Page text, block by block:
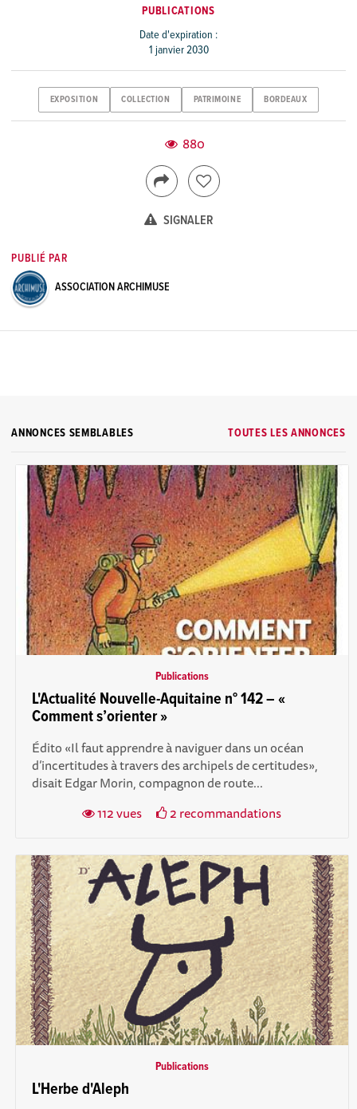
PUBLICATIONS
Date d'expiration :
1 janvier 2030
EXPOSITION COLLECTION PATRIMOINE BORDEAUX
880
SIGNALER
PUBLIÉ PAR
ASSOCIATION ARCHIMUSE
TOUTES LES ANNONCES
ANNONCES SEMBLABLES
Publications
L'Actualité Nouvelle-Aquitaine n° 142 – «
Comment s’orienter »
Édito «Il faut apprendre à naviguer dans un océan
d’incertitudes à travers des archipels de certitudes»,
disait Edgar Morin, compagnon de route...
112 vues
2 recommandations
Publications
L'Herbe d'Aleph